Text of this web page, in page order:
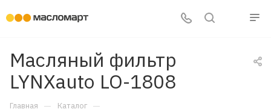
Масляный фильтр
LYNXauto LO-1808
Главная — Каталог —